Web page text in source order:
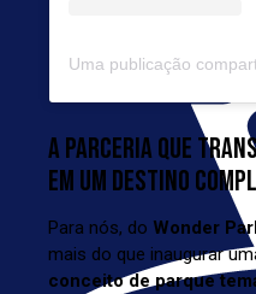
A PARCERIA QUE
EM UM DESTINO
Para nós, do Wonder
mais do que inaugurar
conceito deparque